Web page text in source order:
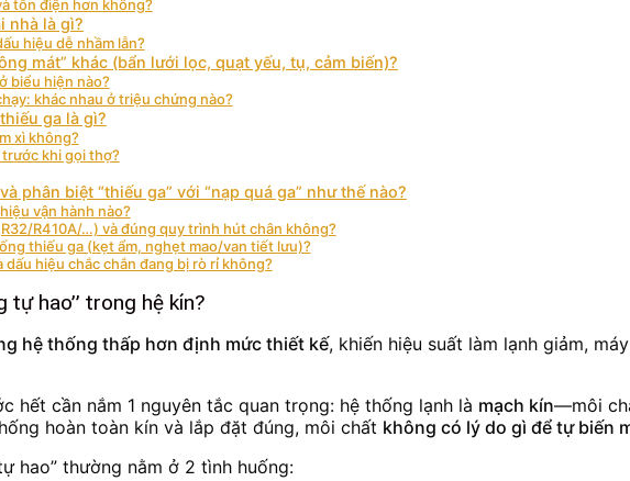
tốn điện hơn không?
nhà là gì?
hiệu dễ nhầm lẫn?
mát” khác (bẩn lưới lọc, quạt yếu, tụ, cảm biến)?
biểu hiện nào?
khác nhau ở triệu chứng nào?
ga là gì?
xì không?
khi gọi thợ?
phân biệt “thiếu ga” với “nạp quá ga” như thế nào?
vận hành nào?
R410A/…) và đúng quy trình hút chân không?
thiếu ga (kẹt ẩm, nghẹt mao/van tiết lưu)?
hiệu chắc chắn đang bị rò rỉ không?
tự hao” trong hệ kín?
hệ thống thấp hơn định mức thiết kế, khiến hiệu suất làm lạnh giảm,
hết cần nắm 1 nguyên tắc quan trọng: hệ thống lạnh là mạch kín—môi
hoàn toàn kín và lắp đặt đúng, môi chất không có lý do gì để tự biến
hao” thường nằm ở 2 tình huống: